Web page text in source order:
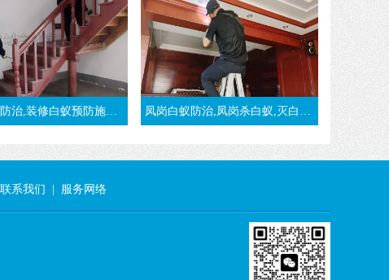
白蚁预防施工方法-东莞大朗灭白蚁公司 凤岗白蚁防治,凤岗杀白蚁,灭白蚁,治白蚁,凤岗白蚁预防-东莞凤岗白蚁公司
联系我们 服务网络